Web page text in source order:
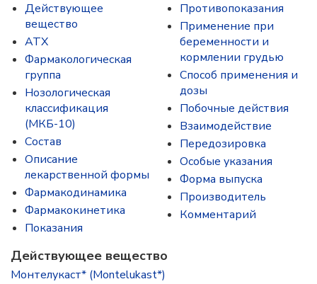
Действующее
вещество
ATX
Фармакологическая
группа
Нозологическая
классификация
(МКБ-10)
Состав
Описание
лекарственной формы
Фармакодинамика
Фармакокинетика
Показания
Противопоказания
Применение при
беременности и
кормлении грудью
Способ применения и
дозы
Побочные действия
Взаимодействие
Передозировка
Особые указания
Форма выпуска
Производитель
Комментарий
Действующее вещество
Монтелукаст* (Montelukast*)